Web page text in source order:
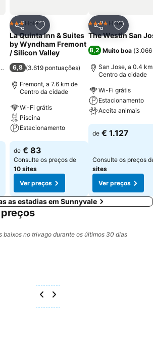
favoritos
)
PartilharAdicionar aos favoritos
3 Estrelas
Hotel
La Quinta Inn & Suites
by Wyndham Fremont
/ Silicon Valley
6,8 (3.619 pontuações)
Fremont, a 7.6 km de
Centro da cidade
Wi-Fi grátis
Piscina
Estacionamento
Ver preços
de € 83
Consulte os preços de
10 sites
Ver preços
Partilhar
4 EstrelasHotel
The Westin San
8,2 Muito boa (3.066
San Jose, a 0.4
Centro da cidade
Wi-Fi grátis
Estacionamento
Aceita animais
Ver preços
de € 1.127
Consulte os preços
sites
Ver preços
as estadias em Sunnyvale
baixos no trivago durante os últimos 30 dias